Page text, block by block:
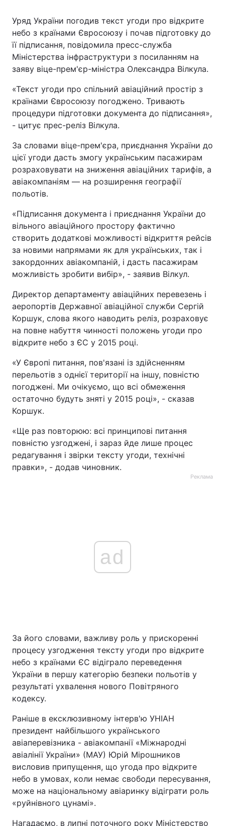
Уряд України погодив текст угоди про відкрите
небо з країнами Євросоюзу і почав підготовку до
її підписання, повідомила пресс-служба
Міністерства інфраструктури з посиланням на
заяву віце-прем'єр-міністра Олександра Вілкула.
«Текст угоди про спільний авіаційний простір з
країнами Євросоюзу погоджено. Тривають
процедури підготовки документа до підписання»,
- цитує прес-реліз Вілкула.
За словами віце-прем'єра, приєднання України до
цієї угоди дасть змогу українським пасажирам
розраховувати на зниження авіаційних тарифів, а
авіакомпаніям — на розширення географії
польотів.
«Підписання документа і приєднання України до
вільного авіаційного простору фактично
створить додаткові можливості відкриття рейсів
за новими напрямами як для українських, так і
закордонних авіакомпаній, і дасть пасажирам
можливість зробити вибір», - заявив Вілкул.
Директор департаменту авіаційних перевезень і
аеропортів Державної авіаційної служби Сергій
Коршук, слова якого наводить реліз, розраховує
на повне набуття чинності положень угоди про
відкрите небо з ЄС у 2015 році.
«У Європі питання, пов'язані із здійсненням
перельотів з однієї території на іншу, повністю
погоджені. Ми очікуємо, що всі обмеження
остаточно будуть зняті у 2015 році», - сказав
Коршук.
«Ще раз повторюю: всі принципові питання
повністю узгоджені, і зараз йде лише процес
редагування і звірки тексту угоди, технічні
правки», - додав чиновник.
Реклама
ad
За його словами, важливу роль у прискоренні
процесу узгодження тексту угоди про відкрите
небо з країнами ЄС відіграло переведення
України в першу категорію безпеки польотів у
результаті ухвалення нового Повітряного
кодексу.
Раніше в ексклюзивному інтерв'ю УНІАН
президент найбільшого українського
авіаперевізника - авіакомпанії «Міжнародні
авіалінії України» (МАУ) Юрій Мірошников
висловив припущення, що угода про відкрите
небо в умовах, коли немає свободи пересування,
може на національному авіаринку відіграти роль
«руйнівного цунамі».
Нагадаємо, в липні поточного року Міністерство